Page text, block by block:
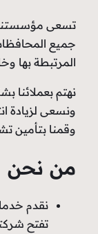
تسعى مؤسستنا
جميع
المرتبطة بها
نهتم بعملائنا
ونسعى لزيادة
وقمنا بتأمين
من نحن
تفتح